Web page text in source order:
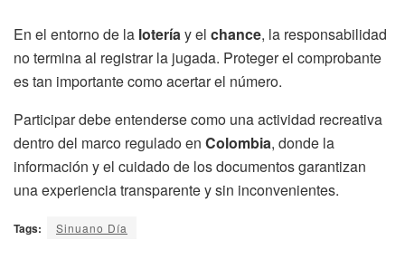
En el entorno de la lotería y el chance, la responsabilidad
no termina al registrar la jugada. Proteger el comprobante
es tan importante como acertar el número.
Participar debe entenderse como una actividad recreativa
dentro del marco regulado en Colombia, donde la
información y el cuidado de los documentos garantizan
una experiencia transparente y sin inconvenientes.
Tags: Sinuano Día